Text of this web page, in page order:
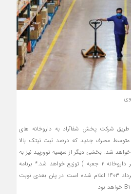
طریق شرکت پخش شفاآراد به داروخانه های
متوسط مصرف جدید که درصد ثبت تیتک بالا
شد. بخشی دیگر از سهمیه نوورپید نیز به
گروه بندی چرخشی C2 ( هر داروخانه ۲ جعبه ) توزیع خواهد شد.* برنامه
توزیع به شرکت در تاریخ ۲ مرداد ۱۴۰۳ اعلام شده است در پلن بعدی نوبت